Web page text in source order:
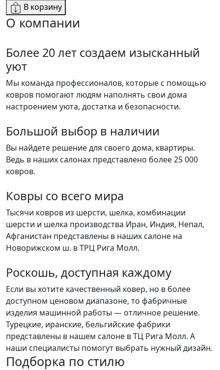
В корзину
О компании
Более 20 лет создаем изысканный
уют
Мы команда профессионалов, которые с помощью
ковров помогают людям наполнять свои дома
настроением уюта, достатка и безопасности.
Большой выбор в наличии
Вы найдете решение для своего дома, квартиры.
Ведь в наших салонах представлено более 25 000
ковров.
Ковры со всего мира
Тысячи ковров из шерсти, шелка, комбинации
шерсти и шелка производства Иран, Индия, Непал,
Афганистан представлены в наших салоне на
Новорижском ш. в ТРЦ Рига Молл.
Роскошь, доступная каждому
Если вы хотите качественный ковер, но в более
доступном ценовом диапазоне, то фабричные
изделия машинной работы — отличное решение.
Турецкие, иранские, бельгийские фабрики
представлены в нашем салоне в ТЦ Рига Молл. А
наши специалисты помогут выбрать нужный дизайн.
Подборка по стилю